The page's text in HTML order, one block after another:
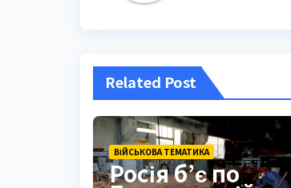
Related Post
ВІЙСЬКОВА ТЕМАТИКА
Росія б’є по